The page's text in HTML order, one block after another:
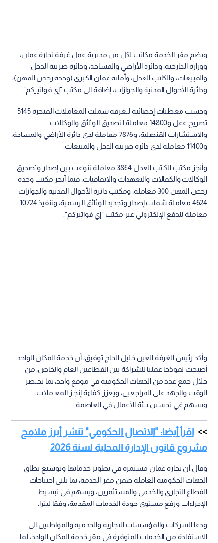
ويضم مقر الخدمة مكاتب لكل من مديرية عمل غرفة تجارة عمان،
ووزارة الخارجية، ودائرة الأراضي والمساحة، ودائرة ضريبة الدخل
والمبيعات، والكاتب العدل، وأمانة عمان الكبرى (وحدة رخص المهن)،
ودائرة الأحوال المدنية والجوازات، إضافة إلى مكتب "إي فواتيركم".
وحسب معطيات إحصائية للغرفة شملت المعاملات المنجزة 5145
تصريح عمل و14800 معاملة لتصديق الوثائق والوكالات
والاستشارات القنصلية، و7876 معاملة لدى دائرة الأراضي والمساحة،
و11400 معاملة لدى دائرة ضريبة الدخل والمبيعات.
وأنجز مكتب الكاتب العدل 3864 معاملة تنوعت بين إصدار وتصديق
الوكالات والكفالات والتعهدات والاتفاقيات، فيما أنجز مكتب وحدة
رخص المهن 300 معاملة، ومكتب دائرة الأحوال المدنية والجوازات
4624 معاملة شملت إصدار وتجديد الوثائق الرسمية، وتنفيذ 10724
معاملة للدفع الإلكتروني عبر مكتب "إي فواتيركم".
وأكد رئيس الغرفة العين خليل الحاج توفيق، أن خدمة المكان الواحد
أصبحت نموذجا عمليا للشراكة بين القطاعين العام والخاص، من
خلال جمع عدد من الجهات الحكومية في موقع واحد، بما يختصر
الوقت والجهد على المراجعين، ويعزز كفاءة إنجاز المعاملات،
ويسهم في تحسين بيئة الأعمال في العاصمة.
اقرأ أيضا: "الاتصال الحكومي" تنشر أبرز ملامح
مشروع قانون الإدارة المحلية لسنة 2026
وقال أن تجارة عمان مستمرة في تطوير خدماتها وتوسيع نطاق
الجهات الحكومية العاملة ضمن مقر الخدمة، بما يلبي احتياجات
القطاع التجاري والخدمي والمستثمرين، ويسهم في تبسيط
الإجراءات ورفع مستوى جودة الخدمات المقدمة، وفقا لبترا.
ودعا الشركات والمؤسسات التجارية والخدمية والمواطنين إلى
الاستفادة من الخدمات المتوفرة في مقر خدمة المكان الواحد، لما